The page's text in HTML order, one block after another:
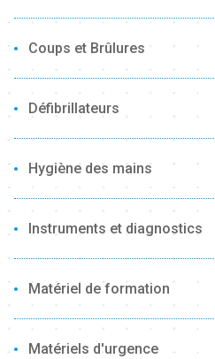
Coups et Brûlures
Défibrillateurs
Hygiène des mains
Instruments et diagnostics
Matériel de formation
Matériels d'urgence